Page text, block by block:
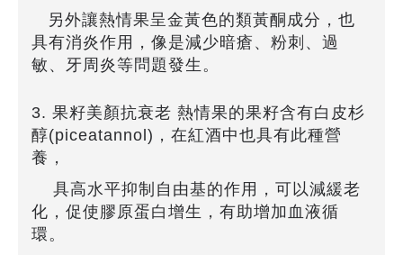
另外讓熱情果呈金黃色的類黃酮成分， 也
具有消炎作用，像是減少暗瘡、粉刺、過
敏、牙周炎等問題發生。
3. 果籽美顏抗衰老 熱情果的果籽含有白皮杉
醇(piceatannol)，在紅酒中也具有此種營
養，
具高水平抑制自由基的作用，可以減緩老
化，促使膠原蛋白增生，有助增加血液循
環。